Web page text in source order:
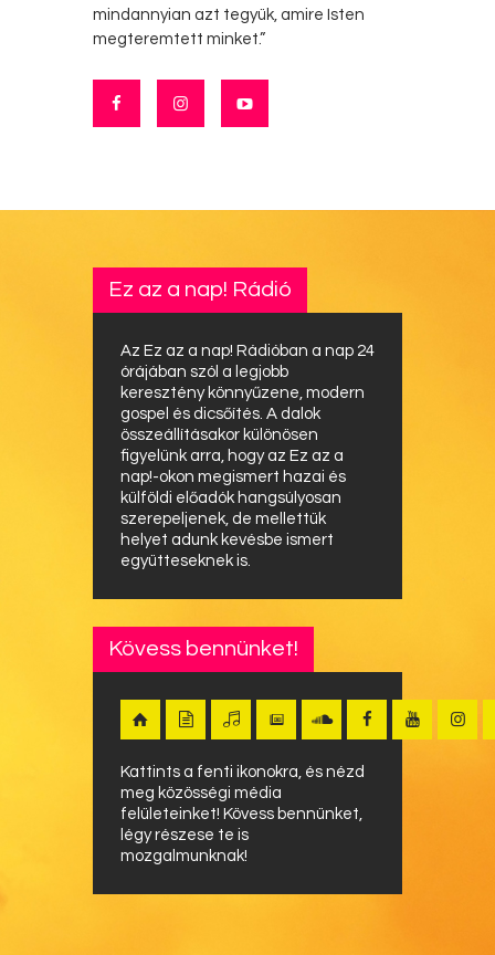
mindannyian azt tegyük, amire Isten
megteremtett minket.”
Ez az a nap! Rádió
Az Ez az a nap! Rádióban a nap 24
órájában szól a legjobb
keresztény könnyűzene, modern
gospel és dicsőítés. A dalok
összeállításakor különösen
figyelünk arra, hogy az Ez az a
nap!-okon megismert hazai és
külföldi előadók hangsúlyosan
szerepeljenek, de mellettük
helyet adunk kevésbe ismert
együtteseknek is.
Kövess bennünket!
Kattints a fenti ikonokra, és nézd
meg közösségi média
felületeinket! Kövess bennünket,
légy részese te is
mozgalmunknak!